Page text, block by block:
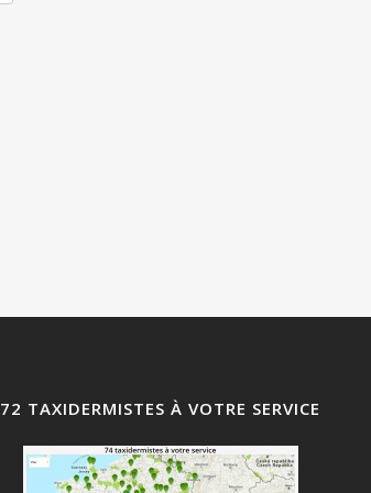
72 TAXIDERMISTES À VOTRE SERVICE